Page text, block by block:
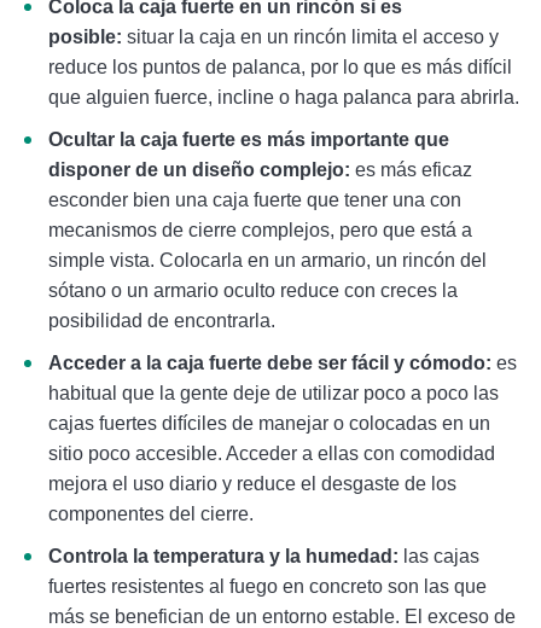
Coloca la caja fuerte en un rincón si es
posible: situar la caja en un rincón limita el acceso y
reduce los puntos de palanca, por lo que es más difícil
que alguien fuerce, incline o haga palanca para abrirla.
Ocultar la caja fuerte es más importante que
disponer de un diseño complejo: es más eficaz
esconder bien una caja fuerte que tener una con
mecanismos de cierre complejos, pero que está a
simple vista. Colocarla en un armario, un rincón del
sótano o un armario oculto reduce con creces la
posibilidad de encontrarla.
Acceder a la caja fuerte debe ser fácil y cómodo: es
habitual que la gente deje de utilizar poco a poco las
cajas fuertes difíciles de manejar o colocadas en un
sitio poco accesible. Acceder a ellas con comodidad
mejora el uso diario y reduce el desgaste de los
componentes del cierre.
Controla la temperatura y la humedad: las cajas
fuertes resistentes al fuego en concreto son las que
más se benefician de un entorno estable. El exceso de